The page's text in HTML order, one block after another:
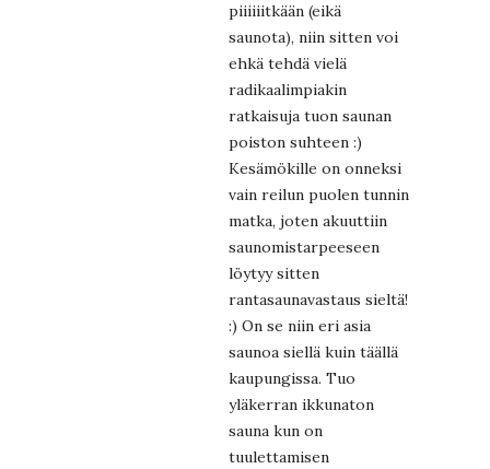
piiiiiitkään (eikä
saunota), niin sitten voi
ehkä tehdä vielä
radikaalimpiakin
ratkaisuja tuon saunan
poiston suhteen :)
Kesämökille on onneksi
vain reilun puolen tunnin
matka, joten akuuttiin
saunomistarpeeseen
löytyy sitten
rantasaunavastaus sieltä!
:) On se niin eri asia
saunoa siellä kuin täällä
kaupungissa. Tuo
yläkerran ikkunaton
sauna kun on
tuulettamisen